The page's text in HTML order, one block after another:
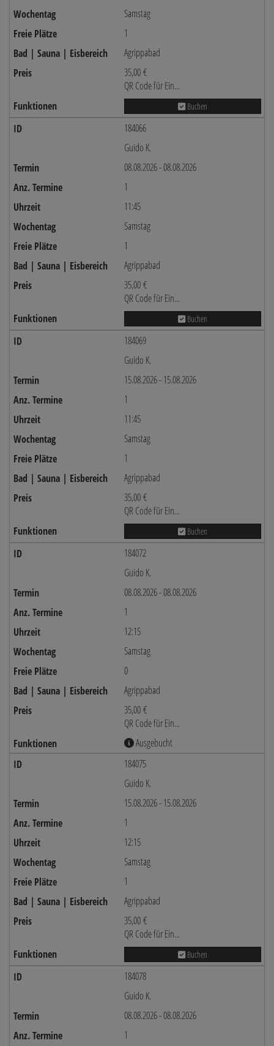
Samstag
1
Agrippabad
35,00 €
QR Code für Ein...
Buchen
184066
Guido K.
08.08.2026 - 08.08.2026
1
11:45
Samstag
1
Agrippabad
35,00 €
QR Code für Ein...
Buchen
184069
Guido K.
15.08.2026 - 15.08.2026
1
11:45
Samstag
1
Agrippabad
35,00 €
QR Code für Ein...
Buchen
184072
Guido K.
08.08.2026 - 08.08.2026
1
12:15
Samstag
0
Agrippabad
35,00 €
QR Code für Ein...
Ausgebucht
184075
Guido K.
15.08.2026 - 15.08.2026
1
12:15
Samstag
1
Agrippabad
35,00 €
QR Code für Ein...
Buchen
184078
Guido K.
08.08.2026 - 08.08.2026
1